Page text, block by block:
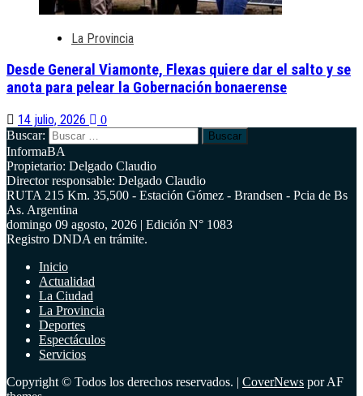
La Provincia
Desde General Viamonte, Flexas quiere dar el salto y se
anota para pelear la Gobernación bonaerense
14 julio, 2026
0
Buscar:
InformaBA
Propietario: Delgado Claudio
Director responsable: Delgado Claudio
RUTA 215 Km. 35,500 - Estación Gómez - Brandsen - Pcia de Bs
As. Argentina
domingo 09 agosto, 2026 | Edición N° 1083
Registro DNDA en trámite.
Inicio
Actualidad
La Ciudad
La Provincia
Deportes
Espectáculos
Servicios
Copyright © Todos los derechos reservados. | CoverNews por AF